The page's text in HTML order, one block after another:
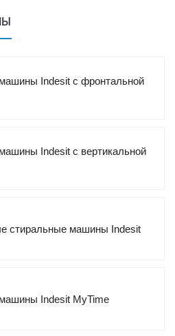
Indesit с фронтальной
Indesit с вертикальной
стиральные машины Indesit
Indesit MyTime